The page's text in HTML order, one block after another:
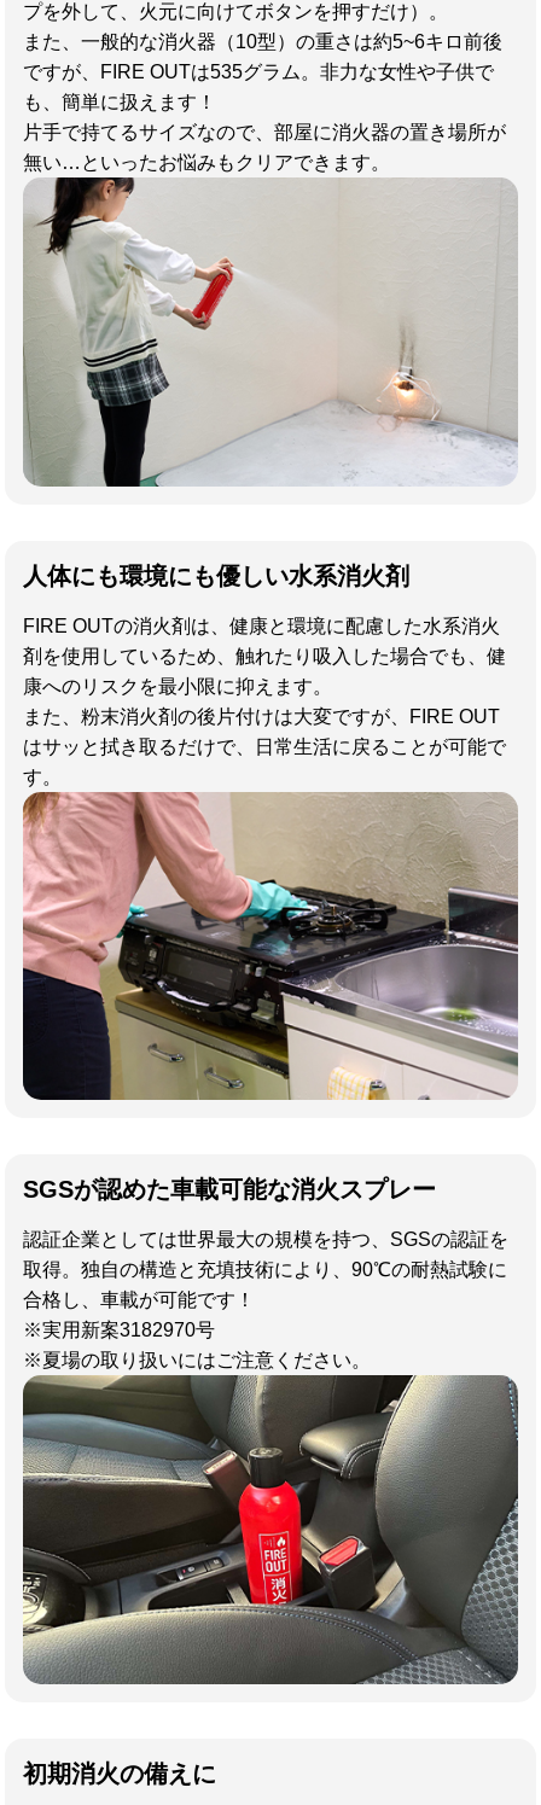
プを外して、火元に向けてボタンを押すだけ）。
また、一般的な消火器（10型）の重さは約5~6キロ前後
ですが、FIRE OUTは535グラム。非力な女性や子供で
も、簡単に扱えます！
片手で持てるサイズなので、部屋に消火器の置き場所が
無い…といったお悩みもクリアできます。
人体にも環境にも優しい水系消火剤
FIRE OUTの消火剤は、健康と環境に配慮した水系消火
剤を使用しているため、触れたり吸入した場合でも、健
康へのリスクを最小限に抑えます。
また、粉末消火剤の後片付けは大変ですが、FIRE OUT
はサッと拭き取るだけで、日常生活に戻ることが可能で
す。
SGSが認めた車載可能な消火スプレー
認証企業としては世界最大の規模を持つ、SGSの認証を
取得。独自の構造と充填技術により、90℃の耐熱試験に
合格し、車載が可能です！
※実用新案3182970号
※夏場の取り扱いにはご注意ください。
初期消火の備えに